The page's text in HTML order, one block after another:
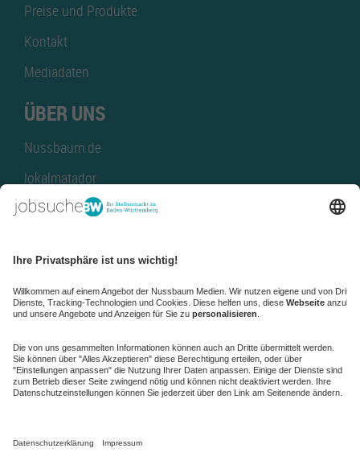
Preise und Produkte
Kontakt
Mediadaten
ÜBER UNS
Nussbaum.de
lokalmatador
kaufinBW
NussbaumID
Nussbaum Medien
de.jobble.org